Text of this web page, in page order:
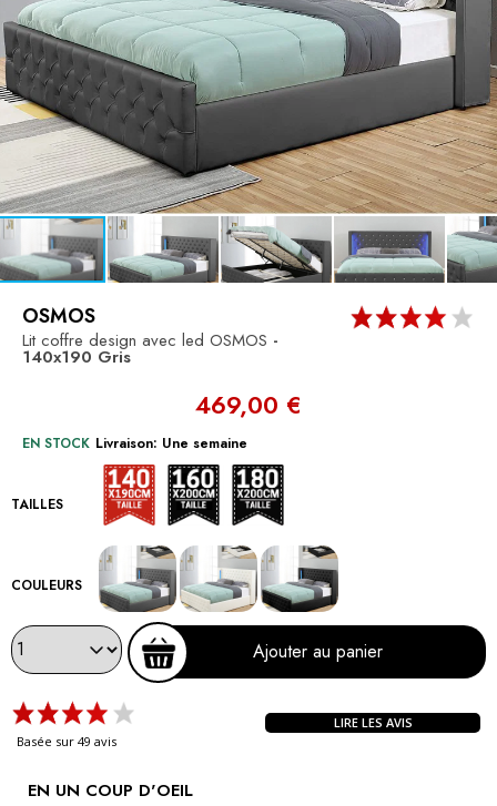
OSMOS
Lit coffre design avec led OSMOS -
140x190 Gris
469,00 €
EN STOCK Livraison: Une semaine
TAILLES
140x190160x200180x200
COULEURS
Ajouter au panier
Basée sur 49 avis
LIRE LES AVIS
EN UN COUP D'OEIL